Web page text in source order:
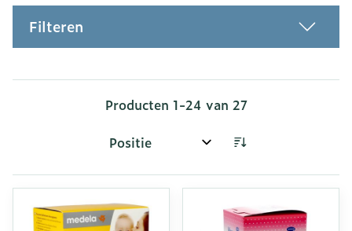
Filteren
Producten 1-24 van 27
Sorteer op: